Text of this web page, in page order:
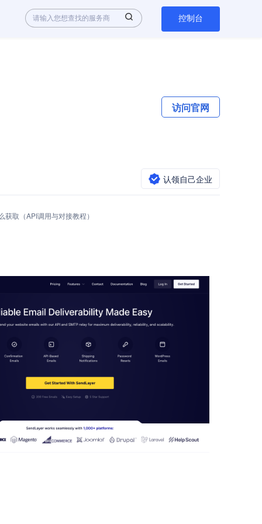
控制台
访问官网
认领自己企业
取（API调用与对接教程）